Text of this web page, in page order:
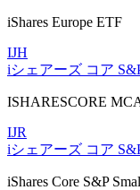
iShares Europe ETF
IJH
iシェアーズ コア
ISHARESCORE
IJR
iシェアーズ コア
iShares Core S&P